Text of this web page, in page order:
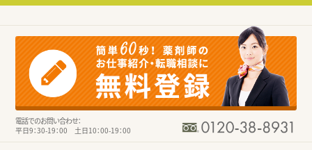
電話でのお問い合わせ：
平日9：30-19：00 土日10：00-19：00